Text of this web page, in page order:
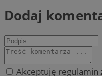
Dodaj
Akceptuję regulamin